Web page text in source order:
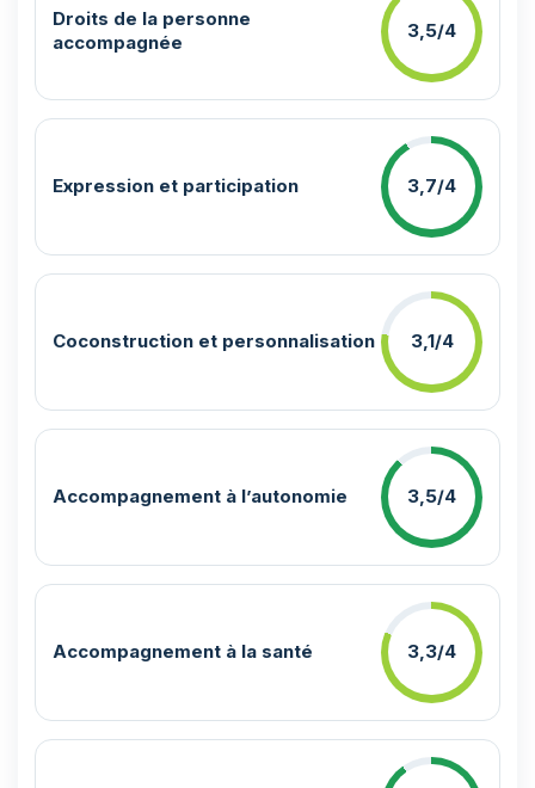
Droits de la personne
accompagnée
3,5/4
Expression et participation 3,7/4
Coconstruction et personnalisation 3,1/4
Accompagnement à l’autonomie 3,5/4
Accompagnement à la santé 3,3/4